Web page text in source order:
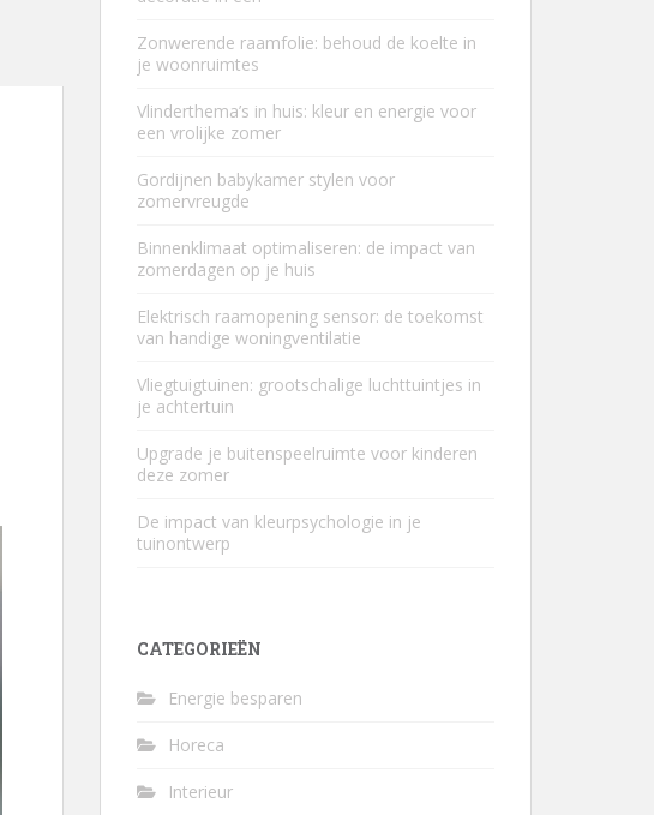
Zonwerende raamfolie: behoud de koelte in
je woonruimtes
Vlinderthema’s in huis: kleur en energie voor
een vrolijke zomer
Gordijnen babykamer stylen voor
zomervreugde
Binnenklimaat optimaliseren: de impact van
zomerdagen op je huis
Elektrisch raamopening sensor: de toekomst
van handige woningventilatie
Vliegtuigtuinen: grootschalige luchttuintjes in
je achtertuin
Upgrade je buitenspeelruimte voor kinderen
deze zomer
De impact van kleurpsychologie in je
tuinontwerp
CATEGORIEËN
Energie besparen
Horeca
Interieur